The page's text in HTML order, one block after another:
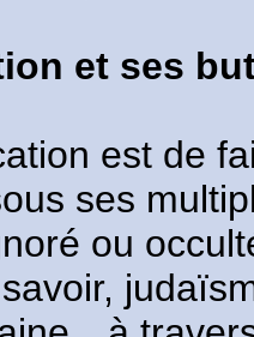
et ses
est de
ses
ou